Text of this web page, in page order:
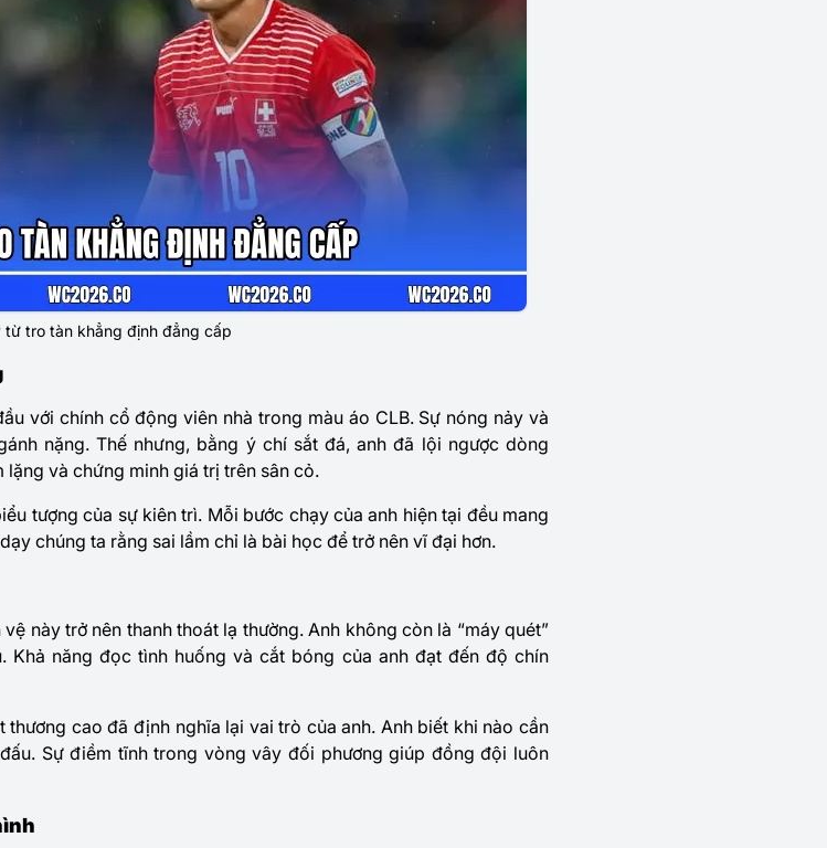
từ tro tàn khẳng định đẳng cấp
với chính cổ động viên nhà trong màu áo CLB. Sự nóng nảy và
nặng. Thế nhưng, bằng ý chí sắt đá, anh đã lội ngược dòng
và chứng minh giá trị trên sân cỏ.
tượng của sự kiên trì. Mỗi bước chạy của anh hiện tại đều mang
chúng ta rằng sai lầm chỉ là bài học để trở nên vĩ đại hơn.
này trở nên thanh thoát lạ thường. Anh không còn là “máy quét”
Khả năng đọc tình huống và cắt bóng của anh đạt đến độ chín
cao đã định nghĩa lại vai trò của anh. Anh biết khi nào cần
Sự điềm tĩnh trong vòng vây đối phương giúp đồng đội luôn